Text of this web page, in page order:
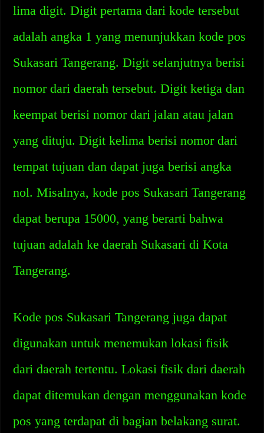
lima digit. Digit pertama dari kode tersebut
adalah angka 1 yang menunjukkan kode pos
Sukasari Tangerang. Digit selanjutnya berisi
nomor dari daerah tersebut. Digit ketiga dan
keempat berisi nomor dari jalan atau jalan
yang dituju. Digit kelima berisi nomor dari
tempat tujuan dan dapat juga berisi angka
nol. Misalnya, kode pos Sukasari Tangerang
dapat berupa 15000, yang berarti bahwa
tujuan adalah ke daerah Sukasari di Kota
Tangerang.
Kode pos Sukasari Tangerang juga dapat
digunakan untuk menemukan lokasi fisik
dari daerah tertentu. Lokasi fisik dari daerah
dapat ditemukan dengan menggunakan kode
pos yang terdapat di bagian belakang surat.